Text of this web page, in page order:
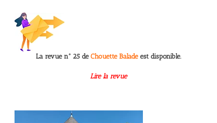
La revue n° 25 deChouette Baladeest disponible.
Lire la revue